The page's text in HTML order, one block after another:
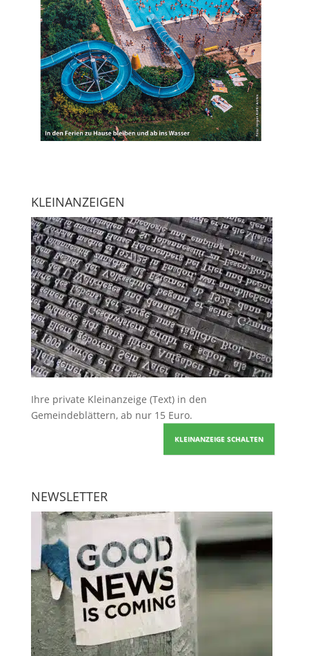
KLEINANZEIGEN
Ihre private Kleinanzeige (Text) in den
Gemeindeblättern, ab nur 15 Euro.
KLEINANZEIGE SCHALTEN
NEWSLETTER